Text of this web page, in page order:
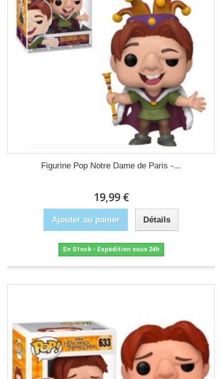
Figurine Pop Notre Dame de Paris -...
19,99 €
Ajouter au panier Détails
En Stock - Expédition sous 24h